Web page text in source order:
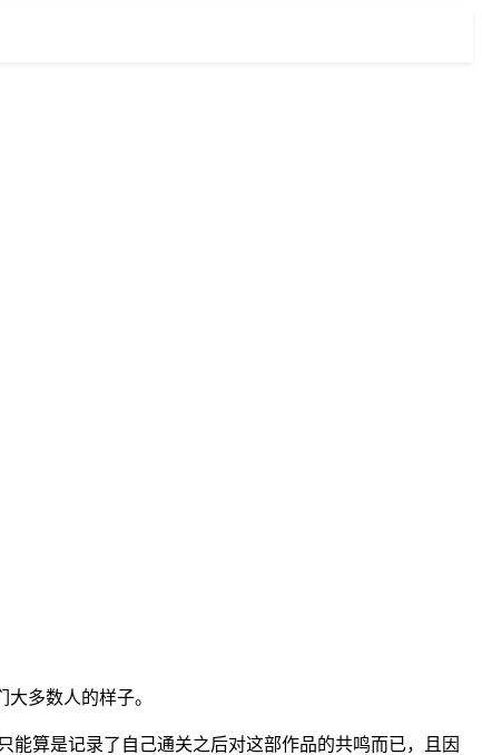
多数人的样子。
算是记录了自己通关之后对这部作品的共鸣而已，且因